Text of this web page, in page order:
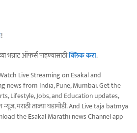
!
भन्नाट ऑफर्स पाहण्यासाठीक्लिक करा.
Live Streaming on Esakal and
news from India, Pune, Mumbai. Get the
Lifestyle, Jobs, and Education updates,
न्यूज, मराठी ताज्या घडामोडी. And Live taja batmya
the Esakal Marathi news Channel app